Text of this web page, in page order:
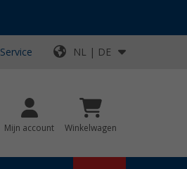
Service NL | DE
Mijn account Winkelwagen